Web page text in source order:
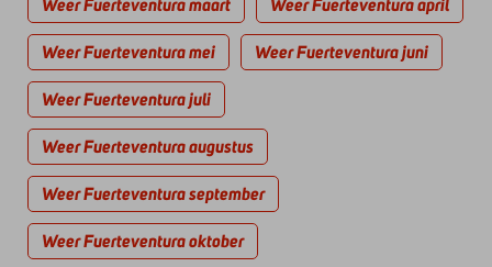
Weer Fuerteventura maart Weer Fuerteventura april
Weer Fuerteventura mei Weer Fuerteventura juni
Weer Fuerteventura juli
Weer Fuerteventura augustus
Weer Fuerteventura september
Weer Fuerteventura oktober